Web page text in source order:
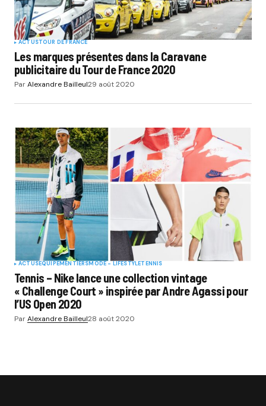
ACTUSTOUR DE FRANCE
Les marques présentes dans la Caravane
publicitaire du Tour de France 2020
ParAlexandre Bailleul29 août 2020
ACTUSEQUIPEMENTIERSMODE - LIFESTYLETENNIS
Tennis – Nike lance une collection vintage
« Challenge Court » inspirée par Andre Agassi pour
l’US Open 2020
ParAlexandre Bailleul28 août 2020